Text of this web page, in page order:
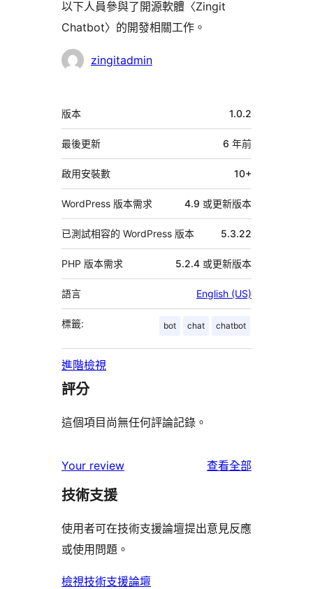
以下人員參與了開源軟體〈Zingit
Chatbot〉的開發相關工作。
參
zingitadmin
中
繼
資
料
版本 1.0.2
最後更新 6 年前
啟用安裝數 10+
WordPress 版本需求 4.9 或更新版本
已測試相容的 WordPress 版本 5.3.22
PHP 版本需求 5.2.4 或更新版本
語言 English (US)
標籤: bot chat chatbot
進階檢視
評分
這個項目尚無任何評論記錄。
Your review 查看全部
評
技術支援
使用者可在技術支援論壇提出意見反應
或使用問題。
檢視技術支援論壇